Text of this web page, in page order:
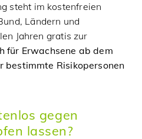
steht im kostenfreien
Ländern und
Jahren gratis zur
für Erwachsene ab dem
bestimmte Risikopersonen
gegen
lassen?